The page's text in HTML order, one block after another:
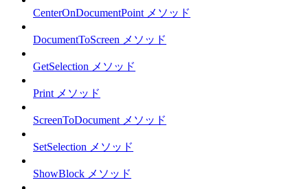
CenterOnDocumentPoint メソッド
DocumentToScreen メソッド
GetSelection メソッド
Print メソッド
ScreenToDocument メソッド
SetSelection メソッド
ShowBlock メソッド